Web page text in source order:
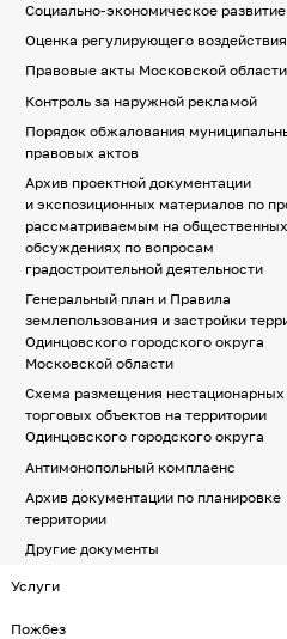
Социально-экономическое развитие
Оценка регулирующего воздействия
Правовые акты Московской области
Контроль за наружной рекламой
Порядок обжалования
правовых актов
Архив проектной документации
и экспозиционных материалов по
рассматриваемым на общественных
обсуждениях по вопросам
градостроительной деятельности
Генеральный план и Правила
землепользования и застройки
Одинцовского городского округа
Московской области
Схема размещения нестационарных
торговых объектов на территории
Одинцовского городского округа
Антимонопольный комплаенс
Архив документации по планировке
территории
Другие документы
Услуги
Пожбез